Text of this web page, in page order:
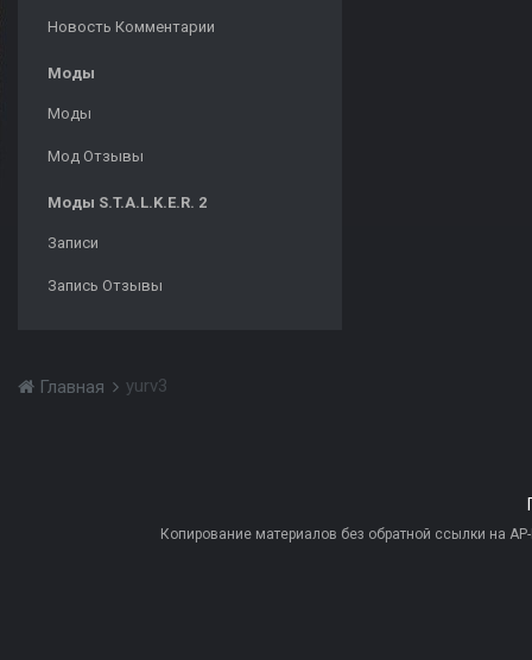
Новость Комментарии
Моды
Моды
Мод Отзывы
Моды S.T.A.L.K.E.R. 2
Записи
Запись Отзывы
Главная yurv3
Копирование материалов без обратной ссылки на